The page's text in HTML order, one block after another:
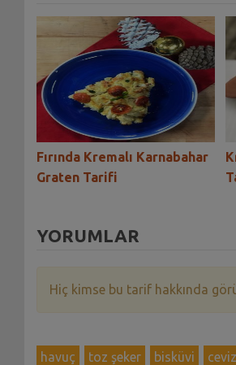
Fırında Kremalı Karnabahar
Graten Tarifi
YORUMLAR
Hiç kimse bu tarif hakkında
havuç toz şeker bisküvi